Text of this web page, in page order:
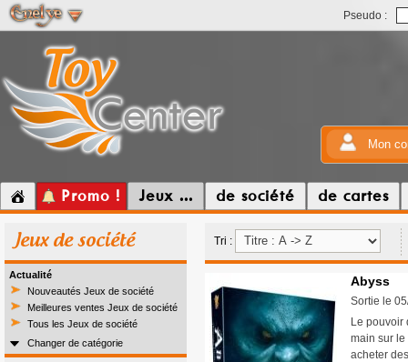
Pseudo :
Mon
Promo ! Jeux ... de société de cartes
Jeux de société
Actualité
Nouveautés Jeux de société
Meilleures ventes Jeux de société
Tous les Jeux de société
Changer de catégorie
Tri :
Abyss
Sortie le
Le pouvoir
main sur le
acheter